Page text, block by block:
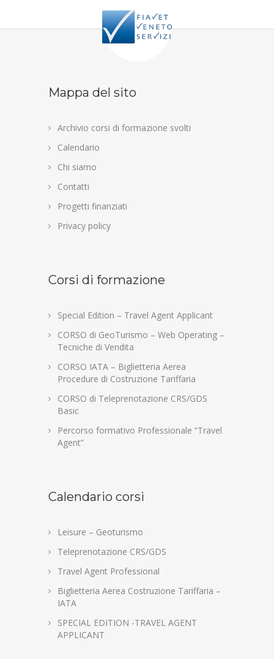
Mappa del sito
Archivio corsi di formazione svolti
Calendario
Chi siamo
Contatti
Progetti finanziati
Privacy policy
Corsi di formazione
Special Edition – Travel Agent Applicant
CORSO di GeoTurismo – Web Operating –
Tecniche di Vendita
CORSO IATA – Biglietteria Aerea
Procedure di Costruzione Tariffaria
CORSO di Teleprenotazione CRS/GDS
Basic
Percorso formativo Professionale “Travel
Agent”
Calendario corsi
Leisure – Geoturismo
Teleprenotazione CRS/GDS
Travel Agent Professional
Biglietteria Aerea Costruzione Tariffaria –
IATA
SPECIAL EDITION -TRAVEL AGENT
APPLICANT